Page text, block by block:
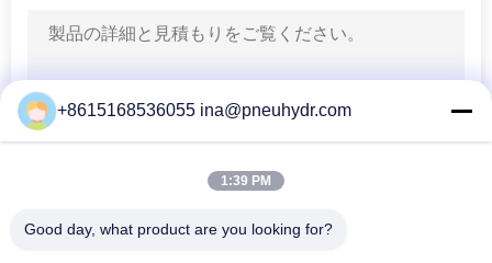
図
プ
イ
液体の圧力計
+8615168536055 ina@pneuhydr.com
1:39 PM
Good day, what product are you looking for?